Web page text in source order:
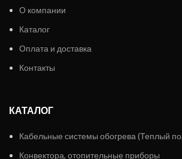
О компании
Каталог
Оплата и доставка
Контакты
КАТАЛОГ
Кабельные системы обогрева (Теплый
Конвектора, отопительные приборы